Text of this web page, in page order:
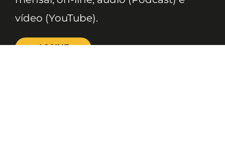
vídeo (YouTube).
ASSINE